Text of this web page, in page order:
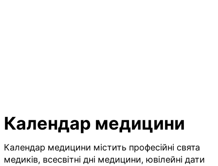
Календар медицини
Календар медицини містить професійні свята
медиків, всесвітні дні медицини, ювілейні дати